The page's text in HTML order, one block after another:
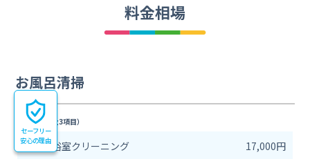
料金相場
お風呂清掃
料金一覧（全3項目）
風呂・浴室クリーニング 17,000円
セーフリー
安心の理由